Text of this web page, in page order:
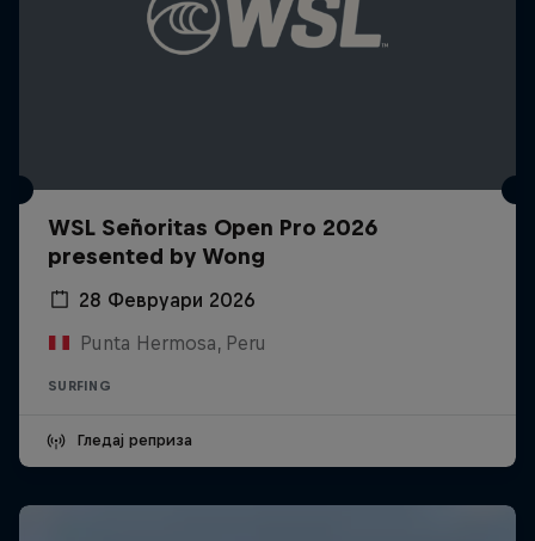
WSL Señoritas Open Pro 2026
presented by Wong
28 Февруари 2026
Punta Hermosa, Peru
SURFING
Гледај реприза